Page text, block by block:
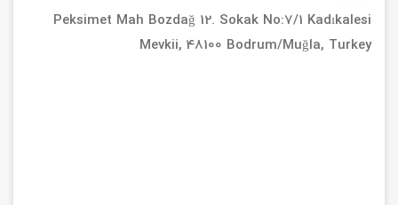
Peksimet Mah Bozdağ 12. Sokak No:7/1 Kadıkalesi
Mevkii, 48100 Bodrum/Muğla, Turkey
تور آفرود